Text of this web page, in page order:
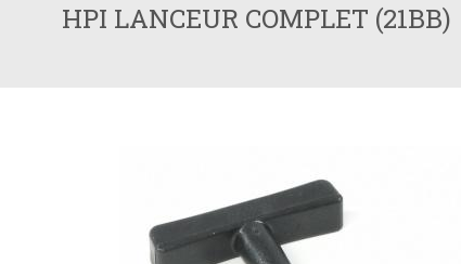
HPI LANCEUR COMPLET (21BB)